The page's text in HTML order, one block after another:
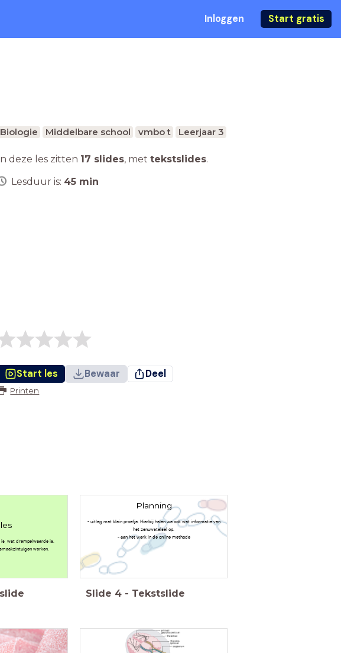
Inloggen Start gratis
Biologie Middelbare school vmbo t Leerjaar 3
deze les zitten 17 slides, met tekstslides.
Lesduur is: 45 min
Start les Bewaar Deel
Printen
is, wat drempelwaarde is.
werken.
Planning
- uitleg met klein proefje. Hierbij halen we ook wat informatie van
het zenuwstelsel op.
- aan het werk in de online methode
Slide 4 - Tekstslide